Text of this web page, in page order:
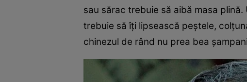
sau sărac trebuie să aibă masa
trebuie să îţi lipsească peştele,
chinezul de rând nu prea bea